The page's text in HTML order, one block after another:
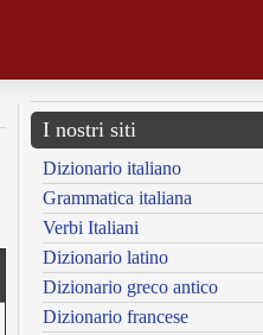
I nostri siti
Dizionario italiano
Grammatica italiana
Verbi Italiani
Dizionario latino
Dizionario greco antico
Dizionario francese